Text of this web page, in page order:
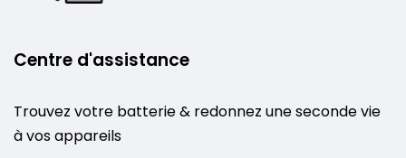
Centre d'assistance
Trouvez votre batterie & redonnez une seconde vie
à vos appareils